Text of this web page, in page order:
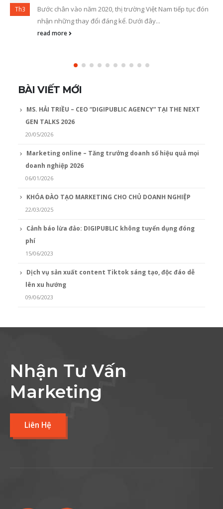
Th3
Bước chân vào năm 2020, thị trường Việt Nam tiếp tục đón
nhận những thay đổi đáng kể. Dưới đây...
read more
BÀI VIẾT MỚI
MS. HẢI TRIỀU – CEO “DIGIPUBLIC AGENCY” TẠI THE NEXT
GEN TALKS 2026
20/05/2026
Marketing online – Tăng trưởng doanh số hiệu quả mọi
doanh nghiệp 2026
06/01/2026
KHÓA ĐÀO TẠO MARKETING CHO CHỦ DOANH NGHIỆP
22/03/2025
Cảnh báo lừa đảo: DIGIPUBLIC không tuyển dụng đóng
phí
15/06/2023
Dịch vụ sản xuất content Tiktok sáng tạo, độc đáo dễ
lên xu hướng
09/06/2023
Nhận Tư Vấn
Marketing
Liên Hệ